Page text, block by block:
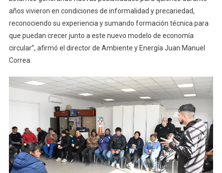
años vivieron en condiciones de informalidad y precariedad,
reconociendo su experiencia y sumando formación técnica para
que puedan crecer junto a este nuevo modelo de economía
circular”, afirmó el director de Ambiente y Energía Juan Manuel
Correa.